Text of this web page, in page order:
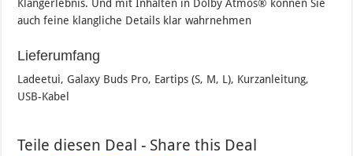
Klangerlebnis. Und mit Inhalten in Dolby Atmos® können Sie
auch feine klangliche Details klar wahrnehmen
Lieferumfang
Ladeetui, Galaxy Buds Pro, Eartips (S, M, L), Kurzanleitung,
USB-Kabel
Teile diesen Deal - Share this Deal